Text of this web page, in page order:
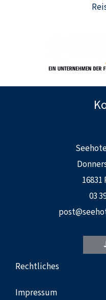
03
Rechtliches
Impressum